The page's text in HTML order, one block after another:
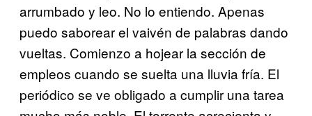
arrumbado y leo. No lo entiendo. Apenas
puedo saborear el vaivén de palabras dando
vueltas. Comienzo a hojear la sección de
empleos cuando se suelta una lluvia fría. El
periódico se ve obligado a cumplir una tarea